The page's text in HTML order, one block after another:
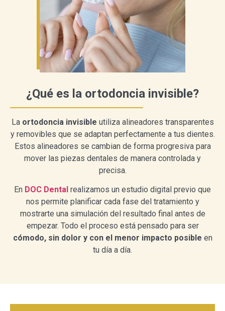
¿Qué es la ortodoncia invisible?
La ortodoncia invisible utiliza alineadores transparentes
y removibles que se adaptan perfectamente a tus dientes.
Estos alineadores se cambian de forma progresiva para
mover las piezas dentales de manera controlada y
precisa.
En DOC Dental realizamos un estudio digital previo que
nos permite planificar cada fase del tratamiento y
mostrarte una simulación del resultado final antes de
empezar. Todo el proceso está pensado para ser
cómodo, sin dolor y con el menor impacto posible en
tu día a día.